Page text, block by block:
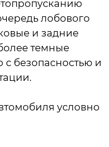
лобового
и задние
темные
с безопасностью и
условно